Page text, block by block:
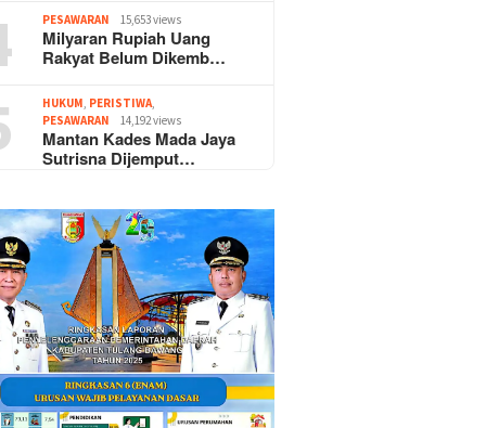
PESAWARAN 15,653 views
Milyaran Rupiah Uang
Rakyat Belum Dikemb…
HUKUM PERISTIWA
PESAWARAN
14,192 views
Mantan Kades Mada Jaya
Sutrisna Dijemput…